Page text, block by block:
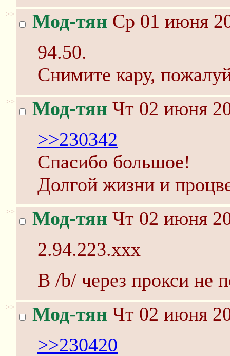
>> Мод-тян Ср 01 июня
94.50.
Снимите кару,
>> Мод-тян Чт 02 июня
>>230342
Спасибо большое!
Долгой жизни и
>> Мод-тян Чт 02 июня
2.94.223.xxx
В /b/ через прокси не
>> Мод-тян Чт 02 июня
>>230420